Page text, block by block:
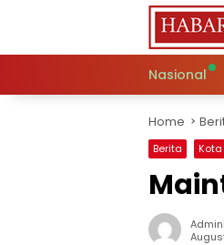
Nasional
Home
Berita